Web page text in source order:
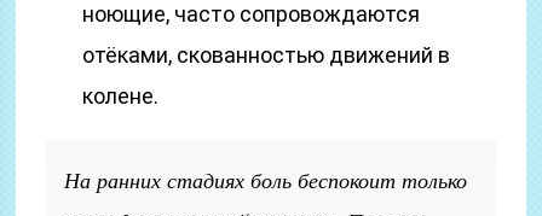
ноющие, часто сопровождаются
отёками, скованностью движений в
колене.
На ранних стадиях боль беспокоит только